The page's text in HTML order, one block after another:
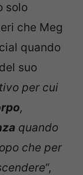
solo
che Meg
quando
suo
per cui
,
quando
che per
“,